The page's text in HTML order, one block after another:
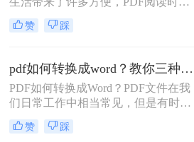
可以固定版面不跳格式，但是PDF也
并非万能的使用场景，比如PDF的内
选择PDF格式的内容需要更好的时
候，就会比较麻烦，选择PDF格式的
时候，PDF格式也不是万能的，比如
编辑内容的时候，就会比较麻烦，需
要转换成Word的格式，但是怎么将
pdf转换成word免费需要用PDF转换工
赞 踩
pdf如何转换成word？教你三种好用的方法！
PDF如何转换成Word？PDF文件在我
们日常工作中相当常见，但是有时我
们需要将PDF文件转换为可编辑的
Word文档，以方便我们进行编辑。那
赞 踩